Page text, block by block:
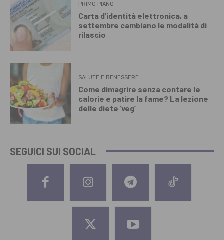
PRIMO PIANO
Carta d’identità elettronica, a
settembre cambiano le modalità di
rilascio
SALUTE E BENESSERE
Come dimagrire senza contare le
calorie e patire la fame? La lezione
delle diete ‘veg’
SEGUICI SUI SOCIAL